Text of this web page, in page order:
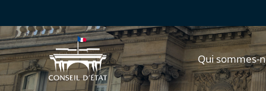
Qui sommes-